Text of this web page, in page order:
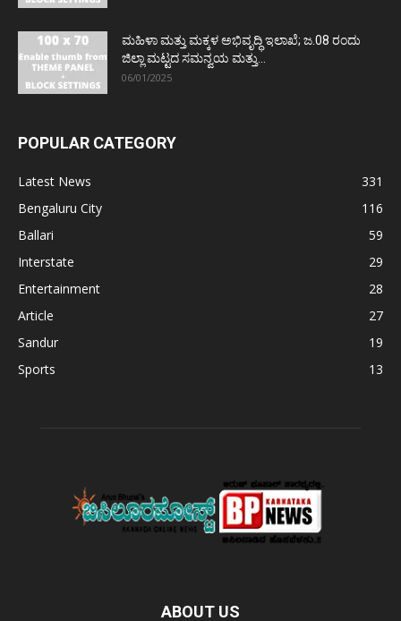
ಮಹಿಳಾ ಮತ್ತು ಮಕ್ಕಳ ಅಭಿವೃದ್ಧಿ ಇಲಾಖೆ; ಜ.08 ರಂದು
ಜಿಲ್ಲಾ ಮಟ್ಟದ ಸಮನ್ವಯ ಮತ್ತು...
06/01/2025
POPULAR CATEGORY
Latest News
331
Bengaluru City
116
Ballari
59
Interstate
29
Entertainment
28
Article
27
Sandur
19
Sports
13
ABOUT US